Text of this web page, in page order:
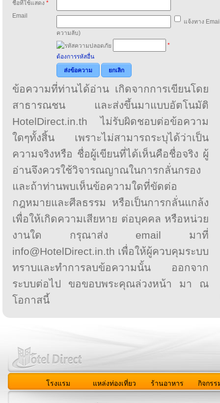
ชื่อที่ใช้แสดง *
Email
แจ้งทาง
ความลับ)
*
ต้องการรหัสอื่น
ส่งข้อความ
ยกเลิก
ข้อความที่ท่านได้อ่าน เกิดจากการเขียนโดย
สาธารณชน และส่งขึ้นมาแบบอัตโนมัติ
HotelDirect.in.th ไม่รับผิดชอบต่อข้อความ
ใดๆทั้งสิ้น เพราะไม่สามารถระบุได้ว่าเป็น
ความจริงหรือ ชื่อผู้เขียนที่ได้เห็นคือชื่อจริง ผู้
อ่านจึงควรใช้วิจารณญาณในการกลั่นกรอง
และถ้าท่านพบเห็นข้อความใดที่ขัดต่อ
กฎหมายและศีลธรรม หรือเป็นการกลั่นแกล้ง
เพื่อให้เกิดความเสียหาย ต่อบุคคล หรือหน่วย
งานใด กรุณาส่ง email มาที่
info@HotelDirect.in.th เพื่อให้ผู้ควบคุมระบบ
ทราบและทำการลบข้อความนั้น ออกจาก
ระบบต่อไป ขอขอบพระคุณล่วงหน้า มา ณ
โอกาสนี้
โรงแรม แหล่งท่องเที่ยว ร้านอาหาร กิจกรร